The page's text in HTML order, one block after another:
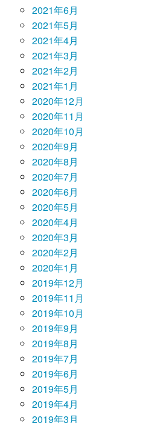
2021年6月
2021年5月
2021年4月
2021年3月
2021年2月
2021年1月
2020年12月
2020年11月
2020年10月
2020年9月
2020年8月
2020年7月
2020年6月
2020年5月
2020年4月
2020年3月
2020年2月
2020年1月
2019年12月
2019年11月
2019年10月
2019年9月
2019年8月
2019年7月
2019年6月
2019年5月
2019年4月
2019年3月